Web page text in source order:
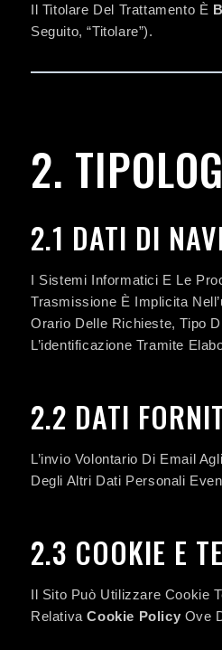
Il Titolare Del Trattamento È
Seguito, “Titolare”).
2.
2.1 DATI DI
I Sistemi Informatici E Le
Trasmissione È Implicita
Orario Delle Richieste, Tipo
L’identificazione Tramite
2.2 DATI
L’invio Volontario Di Email
Degli Altri Dati Personali
2.3 COOKIE E
Il Sito Può Utilizzare Cookie
RelativaCookie Policy Ove